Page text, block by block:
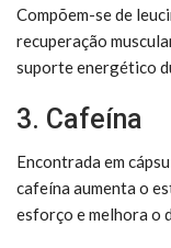
Compõem-se de
recuperação
suporte energético
3. Cafeína
Encontrada em
cafeína aumenta o
esforço e melhora o